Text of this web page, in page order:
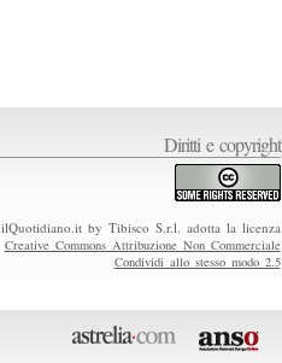
Diritti e copyright
ilQuotidiano.it by Tibisco S.r.l. adotta la licenza
Creative Commons Attribuzione Non Commerciale
Condividi allo stesso modo 2.5